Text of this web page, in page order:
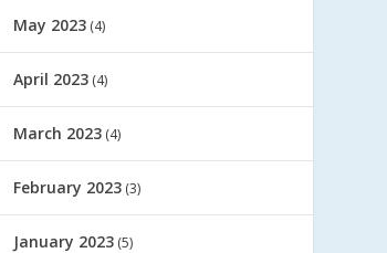
May 2023 (4)
April 2023 (4)
March 2023 (4)
February 2023 (3)
January 2023 (5)